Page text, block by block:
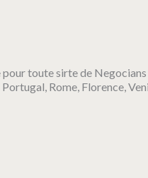
toute sirte de
Rome, Florence,